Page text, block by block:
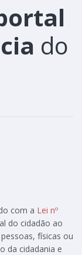
do
com a Lei nº
do cidadão ao
físicas ou
da cidadania e